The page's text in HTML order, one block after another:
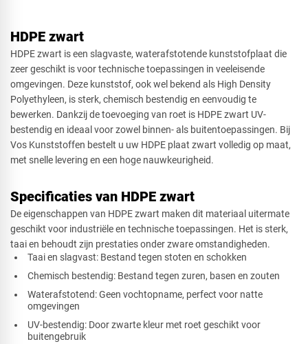
Afsnede
HDPE zwart
HDPE zwart is een slagvaste, waterafstotende kunststofplaat die
zeer geschikt is voor technische toepassingen in veeleisende
omgevingen. Deze kunststof, ook wel bekend als High Density
Polyethyleen, is sterk, chemisch bestendig en eenvoudig te
bewerken. Dankzij de toevoeging van roet is HDPE zwart UV-
bestendig en ideaal voor zowel binnen- als buitentoepassingen. Bij
Vos Kunststoffen bestelt u uw HDPE plaat zwart volledig op maat,
met snelle levering en een hoge nauwkeurigheid.
Specificaties van HDPE zwart
De eigenschappen van HDPE zwart maken dit materiaal uitermate
geschikt voor industriële en technische toepassingen. Het is sterk,
taai en behoudt zijn prestaties onder zware omstandigheden.
Taai en slagvast: Bestand tegen stoten en schokken
Chemisch bestendig: Bestand tegen zuren, basen en zouten
Waterafstotend: Geen vochtopname, perfect voor natte
omgevingen
UV-bestendig: Door zwarte kleur met roet geschikt voor
buitengebruik